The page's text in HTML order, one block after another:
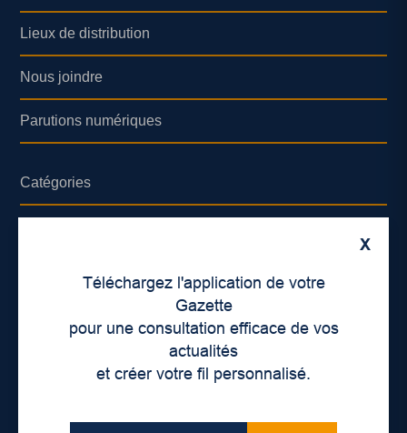
X
Téléchargez l'application de votre
Gazette
pour une consultation efficace de vos
actualités
et créer votre fil personnalisé.
Lieux de distribution
Nous joindre
Parutions numériques
Catégories
International